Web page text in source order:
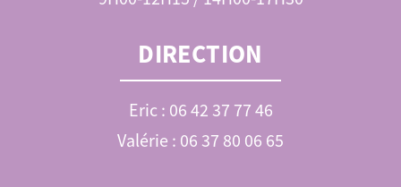
DIRECTION
Eric : 06 42 37 77 46
Valérie : 06 37 80 06 65